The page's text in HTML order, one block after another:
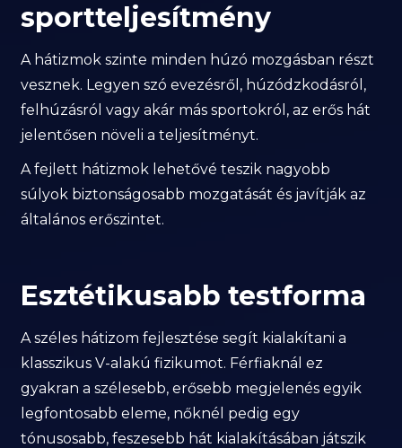
sportteljesítmény
A hátizmok szinte minden húzó mozgásban részt
vesznek. Legyen szó evezésről, húzódzkodásról,
felhúzásról vagy akár más sportokról, az erős hát
jelentősen növeli a teljesítményt.
A fejlett hátizmok lehetővé teszik nagyobb
súlyok biztonságosabb mozgatását és javítják az
általános erőszintet.
Esztétikusabb testforma
A széles hátizom fejlesztése segít kialakítani a
klasszikus V-alakú fizikumot. Férfiaknál ez
gyakran a szélesebb, erősebb megjelenés egyik
legfontosabb eleme, nőknél pedig egy
tónusosabb, feszesebb hát kialakításában játszik